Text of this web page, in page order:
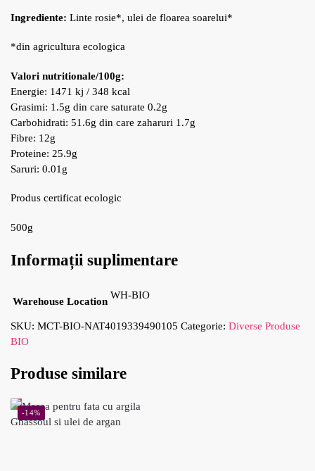
Ingrediente: Linte rosie*, ulei de floarea soarelui*
*din agricultura ecologica
Valori nutritionale/100g:
Energie: 1471 kj / 348 kcal
Grasimi: 1.5g din care saturate 0.2g
Carbohidrati: 51.6g din care zaharuri 1.7g
Fibre: 12g
Proteine: 25.9g
Saruri: 0.01g
Produs certificat ecologic
500g
Informații suplimentare
Warehouse Location
WH-BIO
SKU: MCT-BIO-NAT4019339490105 Categorie: Diverse Produse
BIO
Produse similare
-14%